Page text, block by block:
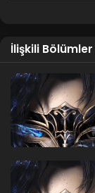
İlişkili Bölümler